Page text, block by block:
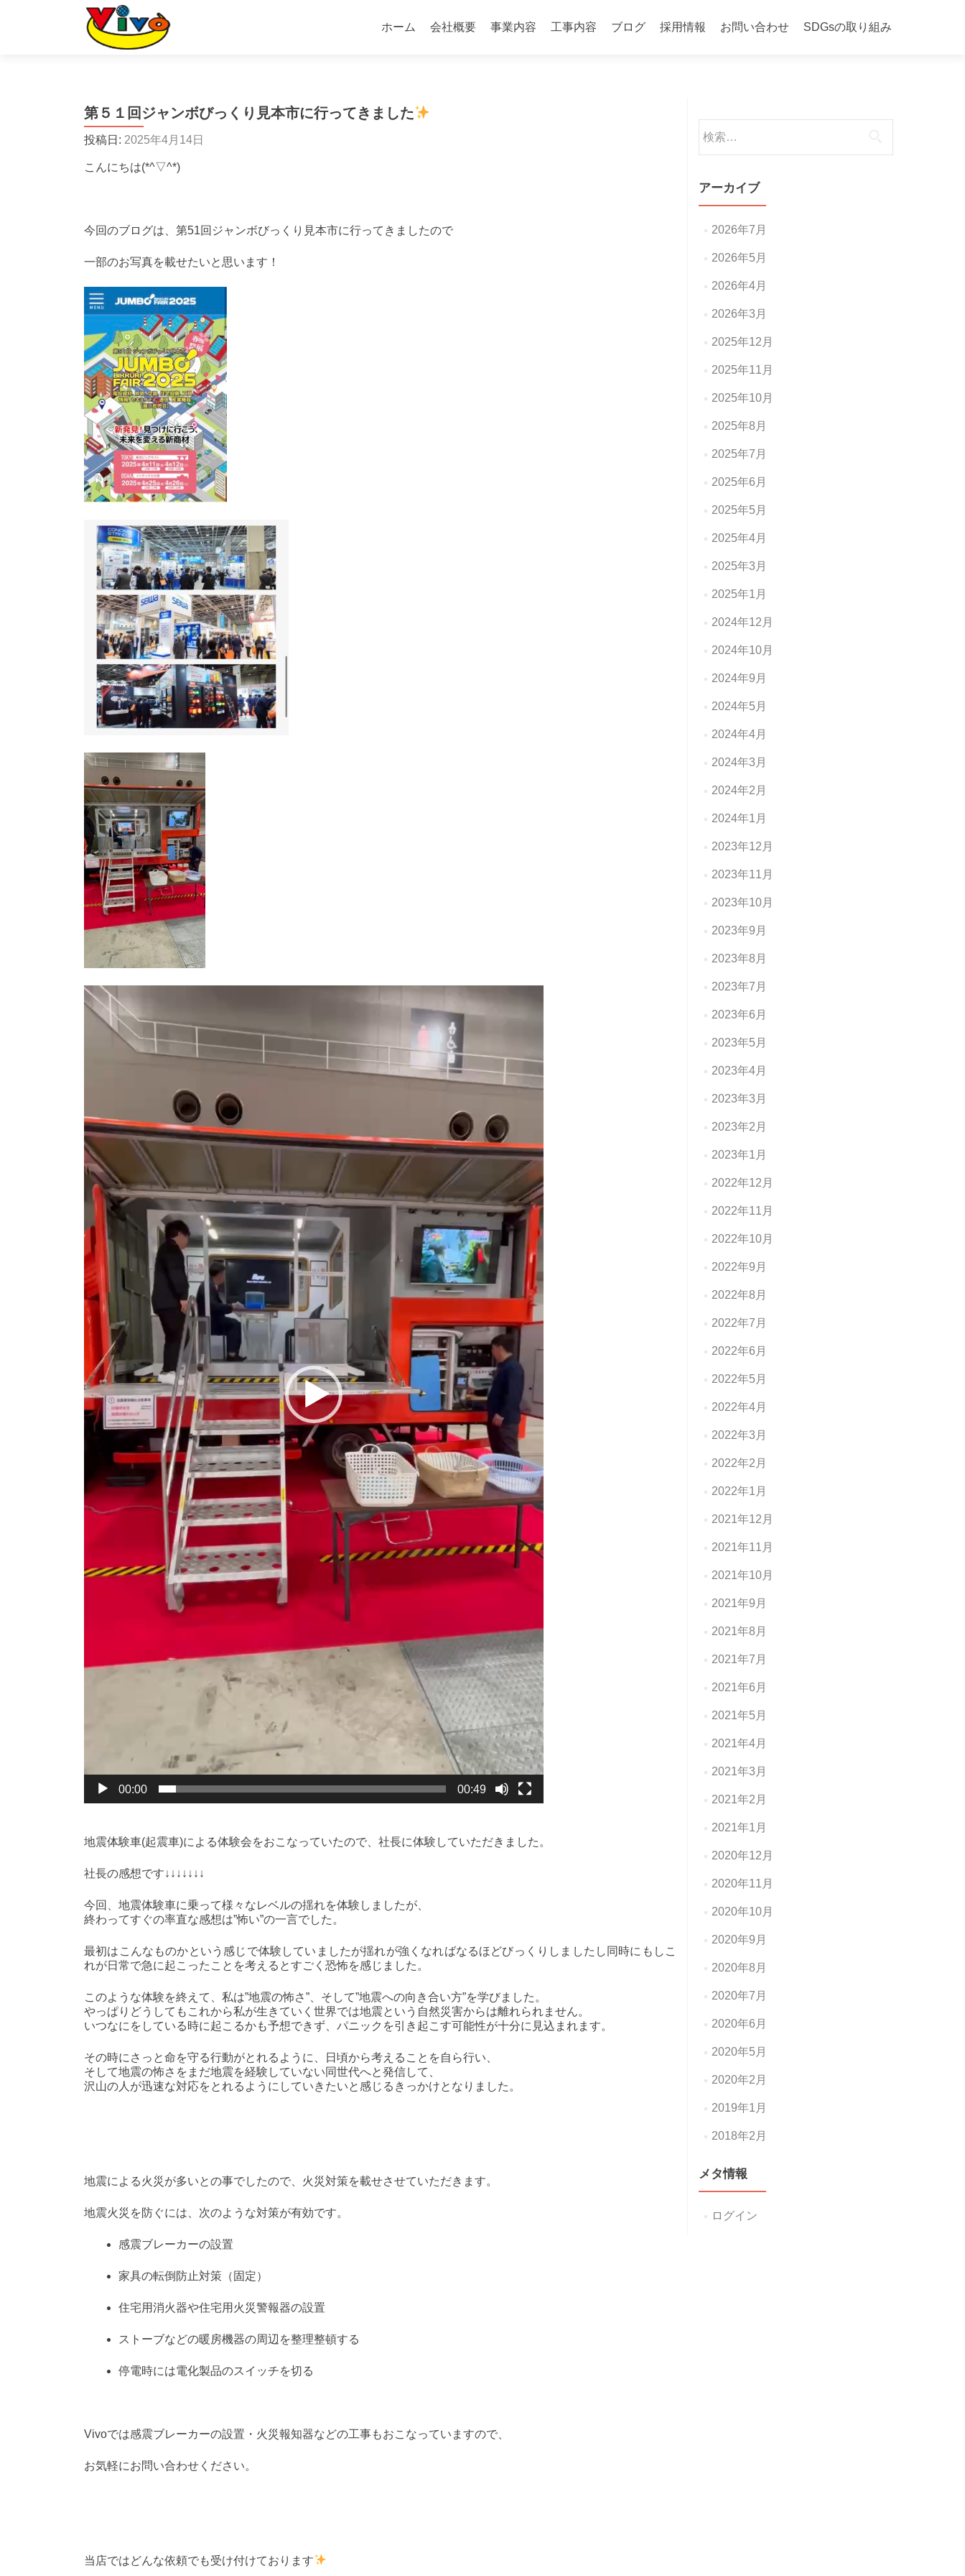
ン
ス
ホーム 会社概要 事業内容 工事内容 ブログ 採用情報 お問い合わせ SDGsの取り組み
第５１回ジャンボびっくり見本市に行ってきました
投稿日: 2025年4月14日
こんにちは(*^▽^*)
今回のブログは、第51回ジャンボびっくり見本市に行ってきましたので
一部のお写真を載せたいと思います！
動
画
00:00 00:49
地震体験車(起震車)による体験会をおこなっていたので、社長に体験していただきました。
社長の感想です↓↓↓↓↓↓↓
今回、地震体験車に乗って様々なレベルの揺れを体験しましたが、
終わってすぐの率直な感想は”怖い”の一言でした。
最初はこんなものかという感じで体験していましたが揺れが強くなればなるほどびっくりしましたし同時にもしこ
れが日常で急に起こったことを考えるとすごく恐怖を感じました。
このような体験を終えて、私は”地震の怖さ”、そして”地震への向き合い方”を学びました。
やっぱりどうしてもこれから私が生きていく世界では地震という自然災害からは離れられません。
いつなにをしている時に起こるかも予想できず、パニックを引き起こす可能性が十分に見込まれます。
その時にさっと命を守る行動がとれるように、日頃から考えることを自ら行い、
そして地震の怖さをまだ地震を経験していない同世代へと発信して、
沢山の人が迅速な対応をとれるようにしていきたいと感じるきっかけとなりました。
地震による火災が多いとの事でしたので、火災対策を載せさせていただきます。
地震火災を防ぐには、次のような対策が有効です。
感震ブレーカーの設置
家具の転倒防止対策（固定）
住宅用消火器や住宅用火災警報器の設置
ストーブなどの暖房機器の周辺を整理整頓する
停電時には電化製品のスイッチを切る
Vivoでは感震ブレーカーの設置・火災報知器などの工事もおこなっていますので、
お気軽にお問い合わせください。
当店ではどんな依頼でも受け付けております
索:
アーカイブ
2026年7月
2026年5月
2026年4月
2026年3月
2025年12月
2025年11月
2025年10月
2025年8月
2025年7月
2025年6月
2025年5月
2025年4月
2025年3月
2025年1月
2024年12月
2024年10月
2024年9月
2024年5月
2024年4月
2024年3月
2024年2月
2024年1月
2023年12月
2023年11月
2023年10月
2023年9月
2023年8月
2023年7月
2023年6月
2023年5月
2023年4月
2023年3月
2023年2月
2023年1月
2022年12月
2022年11月
2022年10月
2022年9月
2022年8月
2022年7月
2022年6月
2022年5月
2022年4月
2022年3月
2022年2月
2022年1月
2021年12月
2021年11月
2021年10月
2021年9月
2021年8月
2021年7月
2021年6月
2021年5月
2021年4月
2021年3月
2021年2月
2021年1月
2020年12月
2020年11月
2020年10月
2020年9月
2020年8月
2020年7月
2020年6月
2020年5月
2020年2月
2019年1月
2018年2月
メタ情報
ログイン